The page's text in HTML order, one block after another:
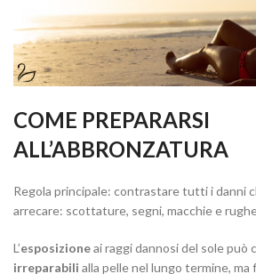
COME PREPARARSI
ALL’ABBRONZATURA
Regola principale: contrastare tutti i danni
arrecare: scottature, segni, macchie e
L’esposizioneai raggi dannosi del sole può
irreparabili alla pelle nel lungo termine,